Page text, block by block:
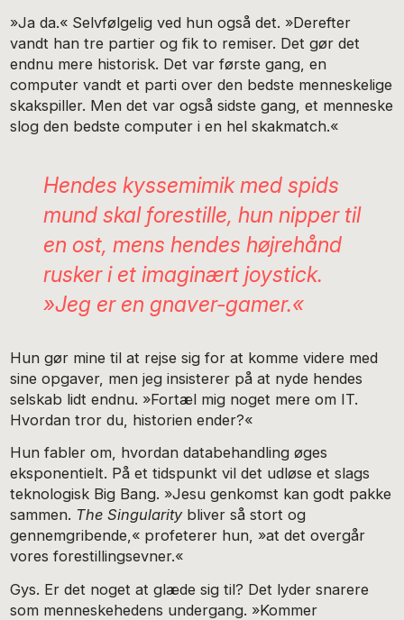
»Ja da.« Selvfølgelig ved hun også det. »Derefter
vandt han tre partier og fik to remiser. Det gør det
endnu mere historisk. Det var første gang, en
computer vandt et parti over den bedste menneskelige
skakspiller. Men det var også sidste gang, et menneske
slog den bedste computer i en hel skakmatch.«
Hendes kyssemimik med spids
mund skal forestille, hun nipper til
en ost, mens hendes højrehånd
ru­sker i et imaginært joystick.
»Jeg er en gnaver-gamer.«
Hun gør mine til at rejse sig for at komme videre med
sine opgaver, men jeg insisterer på at nyde hendes
selskab lidt endnu. »Fortæl mig noget mere om IT.
Hvordan tror du, hi­storien ender?«
Hun fabler om, hvordan databehandling øges
eksponen­tielt. På et tidspunkt vil det udløse et slags
teknologisk Big Bang. »Jesu genkomst kan godt pakke
sammen. The Singula­rity bliver så stort og
gennemgribende,« profeterer hun, »at det overgår
vores forestillingsevner.«
Gys. Er det noget at glæde sig til? Det lyder snarere
som menneskehedens undergang. »Kommer